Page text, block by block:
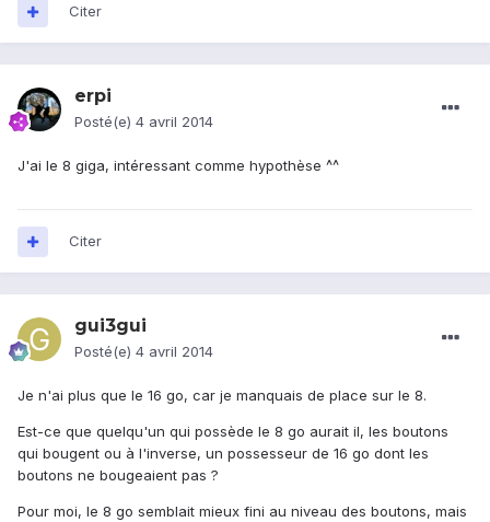
Citer
erpi
Posté(e) 4 avril 2014
J'ai le 8 giga, intéressant comme hypothèse ^^
Citer
gui3gui
Posté(e) 4 avril 2014
Je n'ai plus que le 16 go, car je manquais de place sur le 8.
Est-ce que quelqu'un qui possède le 8 go aurait il, les boutons
qui bougent ou à l'inverse, un possesseur de 16 go dont les
boutons ne bougeaient pas ?
Pour moi, le 8 go semblait mieux fini au niveau des boutons, mais